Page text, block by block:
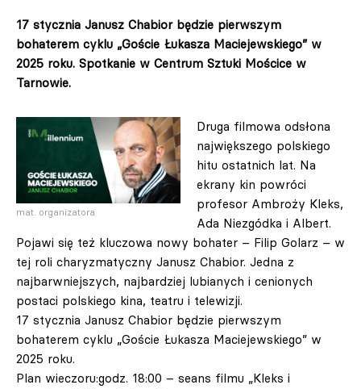
17 stycznia Janusz Chabior będzie pierwszym
bohaterem cyklu „Goście Łukasza Maciejewskiego” w
2025 roku. Spotkanie w Centrum Sztuki Mościce w
Tarnowie.
mat. organizatora
Druga filmowa odsłona
największego polskiego
hitu ostatnich lat. Na
ekrany kin powróci
profesor Ambroży Kleks,
Ada Niezgódka i Albert.
Pojawi się też kluczowa nowy bohater – Filip Golarz – w
tej roli charyzmatyczny Janusz Chabior. Jedna z
najbarwniejszych, najbardziej lubianych i cenionych
postaci polskiego kina, teatru i telewizji.
17 stycznia Janusz Chabior będzie pierwszym
bohaterem cyklu „Goście Łukasza Maciejewskiego” w
2025 roku.
Plan wieczoru:godz. 18:00 – seans filmu „Kleks i